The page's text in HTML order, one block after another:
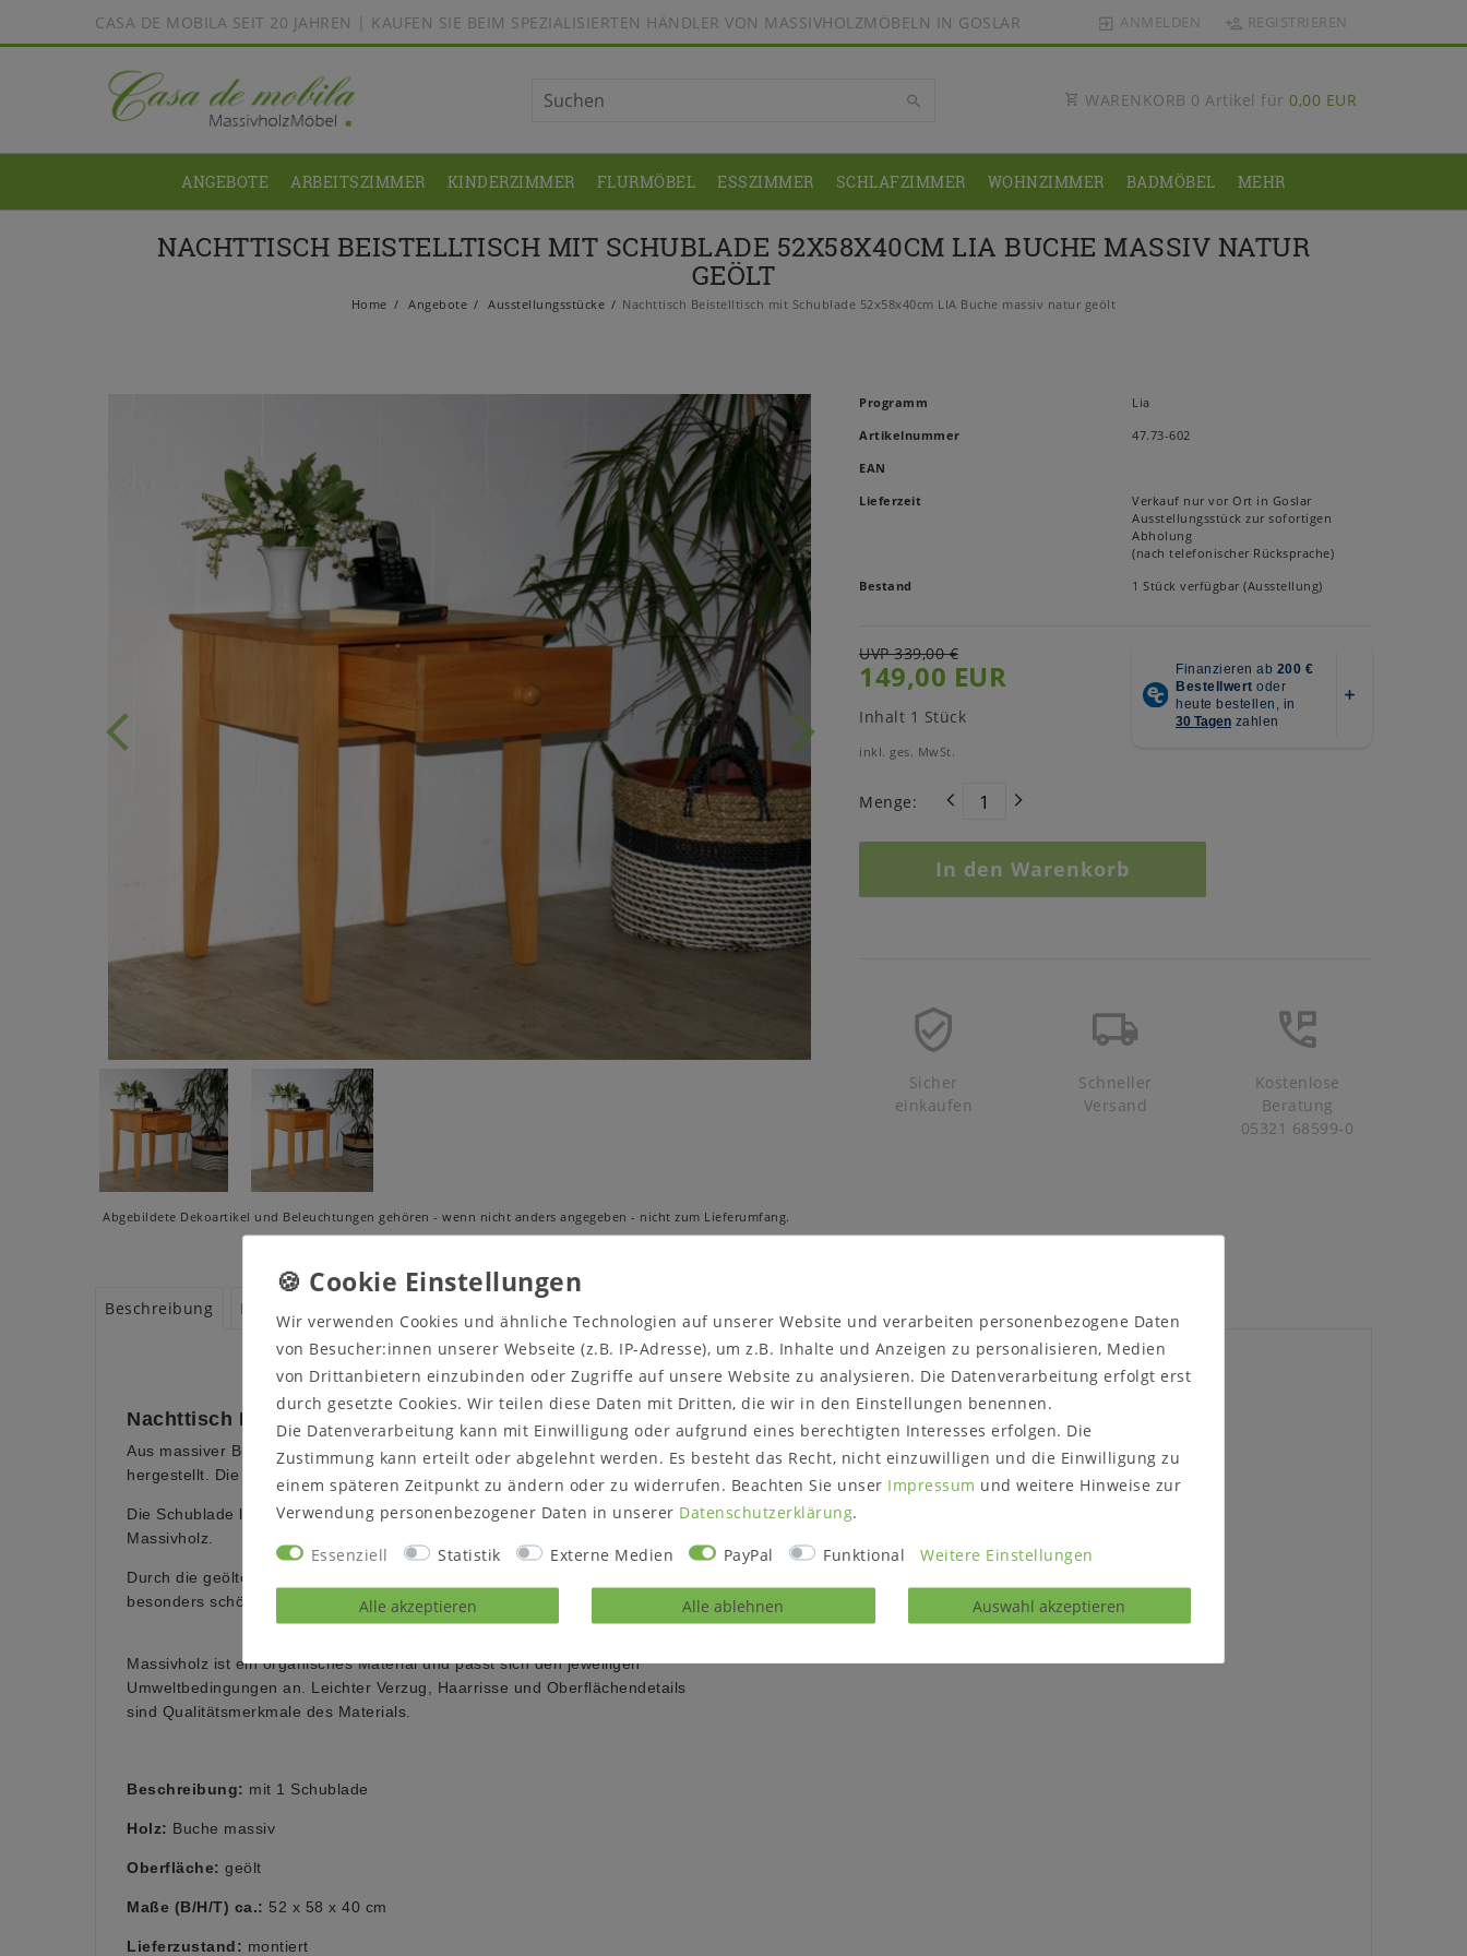
CASA DE MOBILA SEIT 20 JAHREN | KAUFEN SIE BEIM SPEZIALISIERTEN HÄNDLER VON MASSIVHOLZMÖBELN IN GOSLAR ANMELDEN REGISTRIEREN
WARENKORB 0 Artikel für 0,00 EUR
ANGEBOTE ARBEITSZIMMER KINDERZIMMER FLURMÖBEL ESSZIMMER SCHLAFZIMMER WOHNZIMMER BADMÖBEL MEHR
NACHTTISCH BEISTELLTISCH MIT SCHUBLADE 52X58X40CM LIA BUCHE MASSIV NATUR
GEÖLT
Home Angebote Ausstellungsstücke Nachttisch Beistelltisch mit Schublade 52x58x40cm LIA Buche massiv natur geölt
Abgebildete Dekoartikel und Beleuchtungen gehören - wenn nicht anders angegeben - nicht zum Lieferumfang.
Programm
Lia
Artikelnummer
47.73-602
EAN
Lieferzeit
Verkauf nur vor Ort in Goslar
Ausstellungsstück zur sofortigen
Abholung
(nach telefonischer Rücksprache)
Bestand
1 Stück verfügbar (Ausstellung)
UVP 339,00 €
149,00 EUR
Inhalt 1 Stück
inkl. ges. MwSt.
Menge:
In den Warenkorb
Sicher
einkaufen
Schneller
Versand
Kostenlose
Beratung
05321 68599-0
Beschreibung Produktsicherheit
Nachttisch LIA Buche
Aus massiver Buche wurde dieser kleine Beistelltisch mit Schublade
hergestellt. Die Schubladenblende hat zum Öffnen einen Holzknopf.
Die Schublade läuft auf Holzschienen und ist auch im Innenbereich aus
Massivholz.
Durch die geölte Oberfläche des Holzes kommt die Maserung der Buche
besonders schön zur Geltung.
Massivholz ist ein organisches Material und passt sich den jeweiligen
Umweltbedingungen an. Leichter Verzug, Haarrisse und Oberflächendetails
sind Qualitätsmerkmale des Materials.
Beschreibung: mit 1 Schublade
Holz: Buche massiv
Oberfläche: geölt
Maße (B/H/T) ca.: 52 x 58 x 40 cm
Lieferzustand: montiert
Beschreibung: mit Schublade
Holz: Buche massiv
Oberfläche: Geölt
Wir verwenden Cookies und ähnliche Technologien auf unserer Website und verarbeiten personenbezogene Daten
von Besucher:innen unserer Webseite (z.B. IP-Adresse), um z.B. Inhalte und Anzeigen zu personalisieren, Medien
von Drittanbietern einzubinden oder Zugriffe auf unsere Website zu analysieren. Die Datenverarbeitung erfolgt erst
durch gesetzte Cookies. Wir teilen diese Daten mit Dritten, die wir in den Einstellungen benennen.
Die Datenverarbeitung kann mit Einwilligung oder aufgrund eines berechtigten Interesses erfolgen. Die
Zustimmung kann erteilt oder abgelehnt werden. Es besteht das Recht, nicht einzuwilligen und die Einwilligung zu
einem späteren Zeitpunkt zu ändern oder zu widerrufen. Beachten Sie unser Impressum und weitere Hinweise zur
Verwendung personenbezogener Daten in unserer Daten­schutz­erklärung.
Essenziell Statistik Externe Medien PayPal Funktional Weitere Einstellungen
Alle akzeptieren Alle ablehnen Auswahl akzeptieren